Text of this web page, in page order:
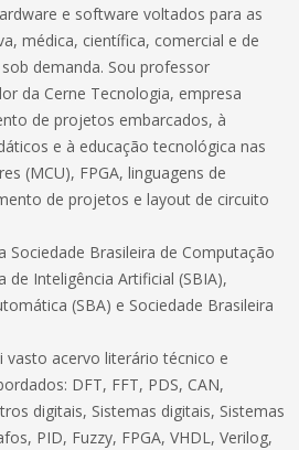
e software voltados para as
médica, científica, comercial e de
demanda. Sou professor
da Cerne Tecnologia, empresa
de projetos embarcados, à
e à educação tecnológica nas
(MCU), FPGA, linguagens de
de projetos e layout de circuito
Sociedade Brasileira de Computação
de Inteligência Artificial (SBIA),
(SBA) e Sociedade Brasileira
vasto acervo literário técnico e
DFT, FFT, PDS, CAN,
digitais, Sistemas digitais, Sistemas
PID, Fuzzy, FPGA, VHDL, Verilog,